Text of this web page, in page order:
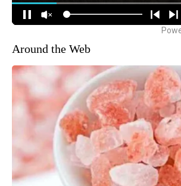
Around the Web